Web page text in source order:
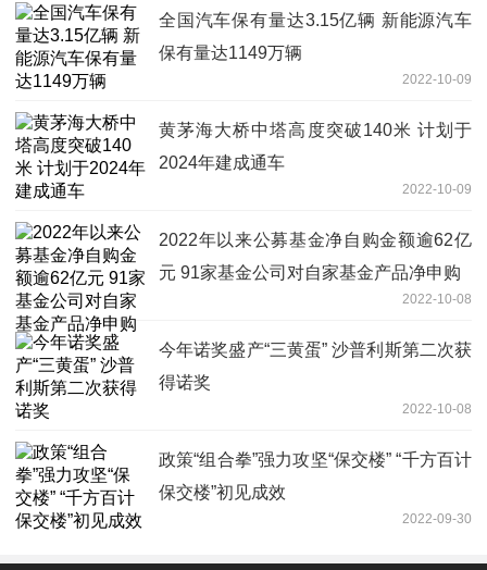
全国汽车保有量达3.15亿辆 新能源汽车
保有量达1149万辆
2022-10-09
黄茅海大桥中塔高度突破140米 计划于
2024年建成通车
2022-10-09
2022年以来公募基金净自购金额逾62亿
元 91家基金公司对自家基金产品净申购
2022-10-08
今年诺奖盛产“三黄蛋” 沙普利斯第二次获
得诺奖
2022-10-08
政策“组合拳”强力攻坚“保交楼” “千方百计
保交楼”初见成效
2022-09-30